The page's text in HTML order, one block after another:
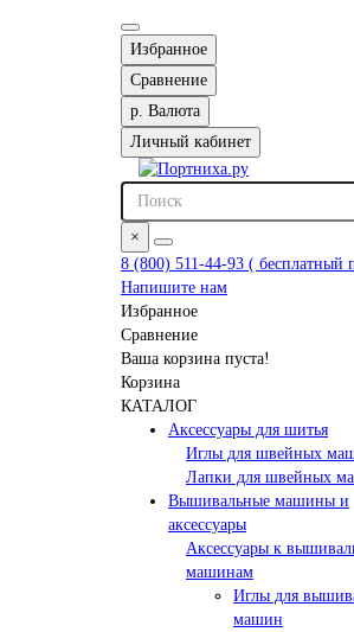
Избранное
Сравнение
р. Валюта
Личный кабинет
×
8 (800) 511-44-93 ( бесплатный
Напишите нам
Избранное
Сравнение
Ваша корзина пуста!
Корзина
КАТАЛОГ
Аксессуары для шитья
Иглы для швейных
Лапки для швейных
Вышивальные машины и
аксессуары
Аксессуары к
машинам
Иглы для
машин